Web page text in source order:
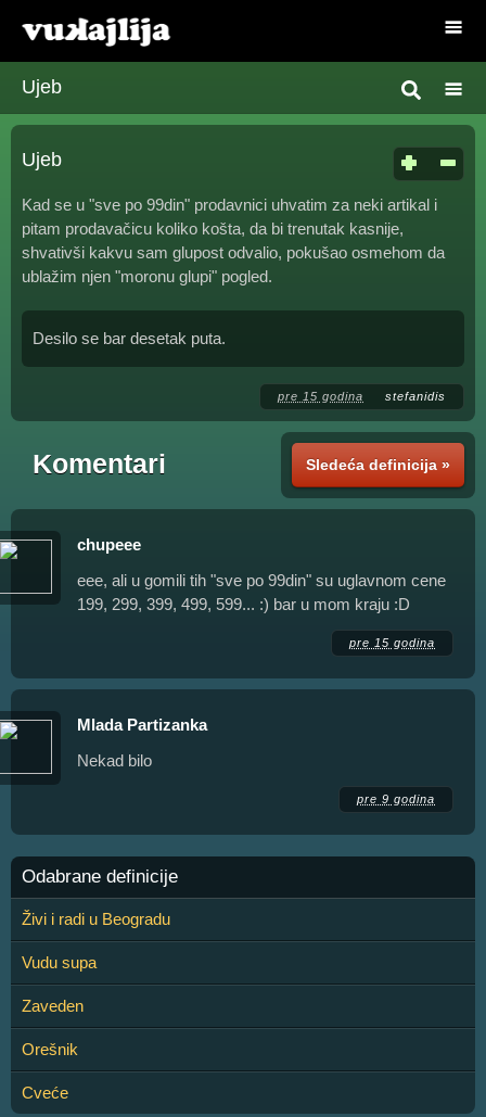
Ujeb
Ujeb
Kad se u "sve po 99din" prodavnici uhvatim za neki artikal i
pitam prodavačicu koliko košta, da bi trenutak kasnije,
shvativši kakvu sam glupost odvalio, pokušao osmehom da
ublažim njen "moronu glupi" pogled.
Desilo se bar desetak puta.
pre 15 godina stefanidis
Sledeća definicija »
Komentari
chupeee
eee, ali u gomili tih "sve po 99din" su uglavnom cene
199, 299, 399, 499, 599... :) bar u mom kraju :D
pre 15 godina
Mlada Partizanka
Nekad bilo
pre 9 godina
Odabrane definicije
Živi i radi u Beogradu
Vudu supa
Zaveden
Orešnik
Cveće